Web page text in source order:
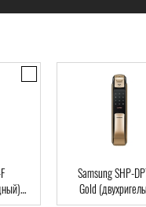
Samsung SHP-
Gold